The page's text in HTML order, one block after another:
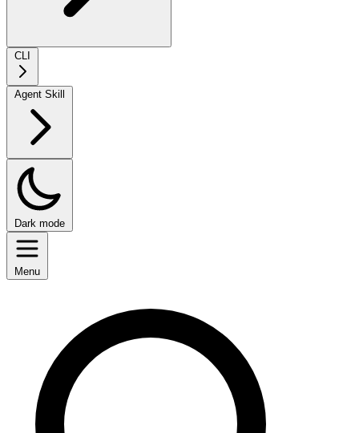
CLI
Agent Skill
Dark mode
Menu